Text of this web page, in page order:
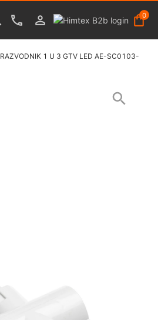
0
RAZVODNIK 1 U 3 GTV LED AE-SC0103-